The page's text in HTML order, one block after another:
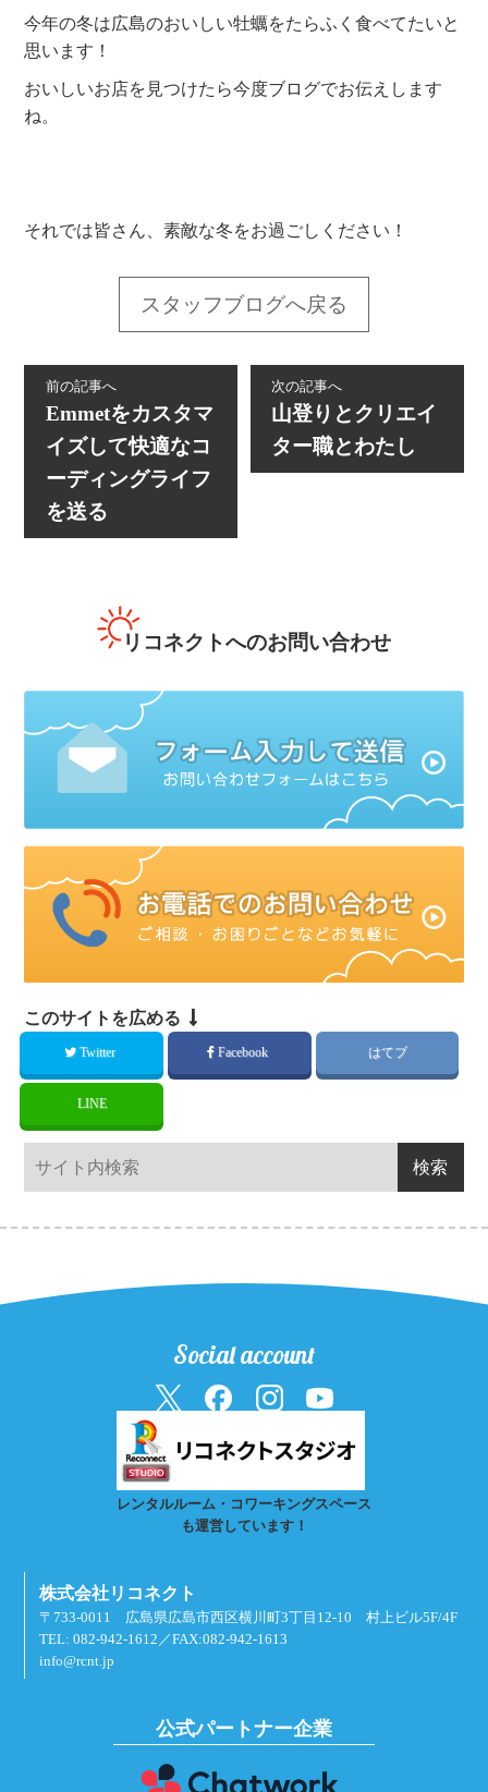
今年の冬は広島のおいしい牡蠣をたらふく食べてたいと
思います！
おいしいお店を見つけたら今度ブログでお伝えします
ね。
それでは皆さん、素敵な冬をお過ごしください！
スタッフブログへ戻る
前の記事へ
Emmetをカスタマ
イズして快適なコ
ーディングライフ
を送る
次の記事へ
山登りとクリエイ
ター職とわたし
リコネクトへのお問い合わせ
このサイトを広める
Twitter Facebook はてブ
LINE
Social account
レンタルルーム・コワーキングスペース
も運営しています！
株式会社リコネクト
〒733-0011 広島県広島市西区横川町3丁目12-10 村上ビル5F/4F
TEL: 082-942-1612／FAX:082-942-1613
info@rcnt.jp
公式パートナー企業